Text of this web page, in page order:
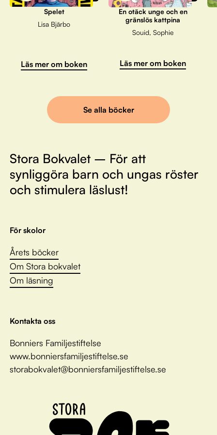
Spelet
Lisa Bjärbo
Läs mer om boken
En otäck unge och en
gränslös kattpina
Souid, Sophie
Läs mer om boken
Se alla böcker
Stora Bokvalet – För att
synliggöra barn och ungas röster
och stimulera läslust!
För skolor
Årets böcker
Om Stora bokvalet
Om läsning
Kontakta oss
Bonniers Familjestiftelse
www.bonniersfamiljestiftelse.se
storabokvalet@bonniersfamiljestiftelse.se